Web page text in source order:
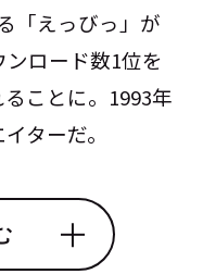
「えっびっ」が
ンロード数1位を
ことに。1993年
ターだ。